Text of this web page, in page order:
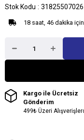
Stok Kodu
18 saat, 46 dakika
Kargo ile Ücretsiz
Gönderim
499₺ Üzeri